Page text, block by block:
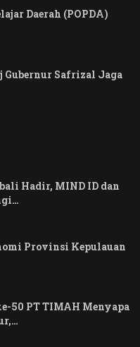
Daerah (POPDA)
Safrizal Jaga
Hadir, MIND ID dan
Provinsi Kepulauan
50 PT TIMAH Menyapa